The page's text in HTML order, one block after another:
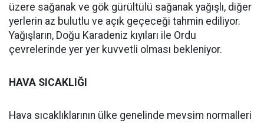
üzere sağanak ve gök gürültülü sağanak yağışlı, diğer
yerlerin az bulutlu ve açık geçeceği tahmin ediliyor.
Yağışların, Doğu Karadeniz kıyıları ile Ordu
çevrelerinde yer yer kuvvetli olması bekleniyor.
HAVA SICAKLIĞI
Hava sıcaklıklarının ülke genelinde mevsim normalleri